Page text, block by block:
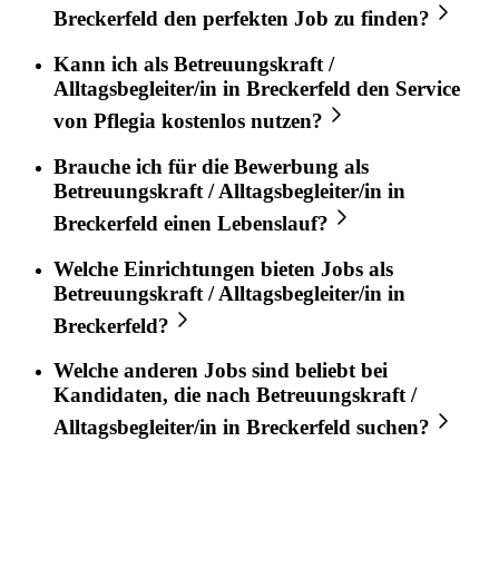
Breckerfeld den perfekten Job zu finden?
Kann ich als Betreuungskraft /
Alltagsbegleiter/in in Breckerfeld den Service
von Pflegia kostenlos nutzen?
Brauche ich für die Bewerbung als
Betreuungskraft / Alltagsbegleiter/in in
Breckerfeld einen Lebenslauf?
Welche Einrichtungen bieten Jobs als
Betreuungskraft / Alltagsbegleiter/in in
Breckerfeld?
Welche anderen Jobs sind beliebt bei
Kandidaten, die nach Betreuungskraft /
Alltagsbegleiter/in in Breckerfeld suchen?